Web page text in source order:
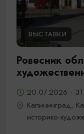
ВЫСТАВКИ
Ровесник
20.07.2026 -
Калининград,
историко-